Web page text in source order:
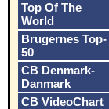
Top Of The
World
Brugernes Top-
50
CB Denmark-
Danmark
CB VideoChart